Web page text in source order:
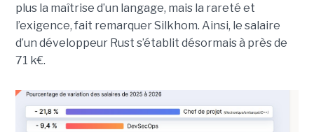
plus la maîtrise d’un langage, mais la rareté et
l’exigence, fait remarquer Silkhom. Ainsi, le salaire
d’un développeur Rust s’établit désormais à près de
71 k€.